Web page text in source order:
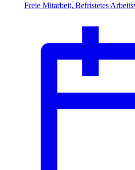
Freie Mitarbeit, Befristetes